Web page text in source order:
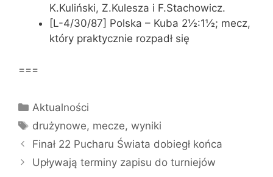
K.Kuliński, Z.Kulesza i F.Stachowicz.
[L-4/30/87] Polska – Kuba 2½:1½; mecz,
który praktycznie rozpadł się
===
Kategorie
Aktualności
Tagi
drużynowe, mecze,wyniki
Finał 22 Pucharu Świata dobiegł końca
Upływają terminy zapisu do turniejów